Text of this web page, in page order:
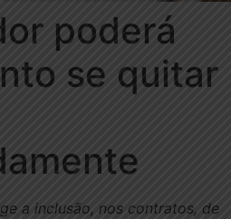
poderá
se quitar
a inclusão, nos contratos, de